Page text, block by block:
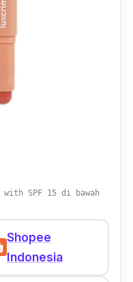
with SPF 15 di bawah
Shopee
Indonesia